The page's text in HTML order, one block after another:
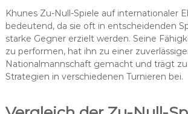
Khunes Zu-Null-Spiele auf internationaler
bedeutend, da sie oft in entscheidenden
starke Gegner erzielt werden. Seine
zu performen, hat ihn zu einer
Nationalmannschaft gemacht und trägt
Strategien in verschiedenen Turnieren bei.